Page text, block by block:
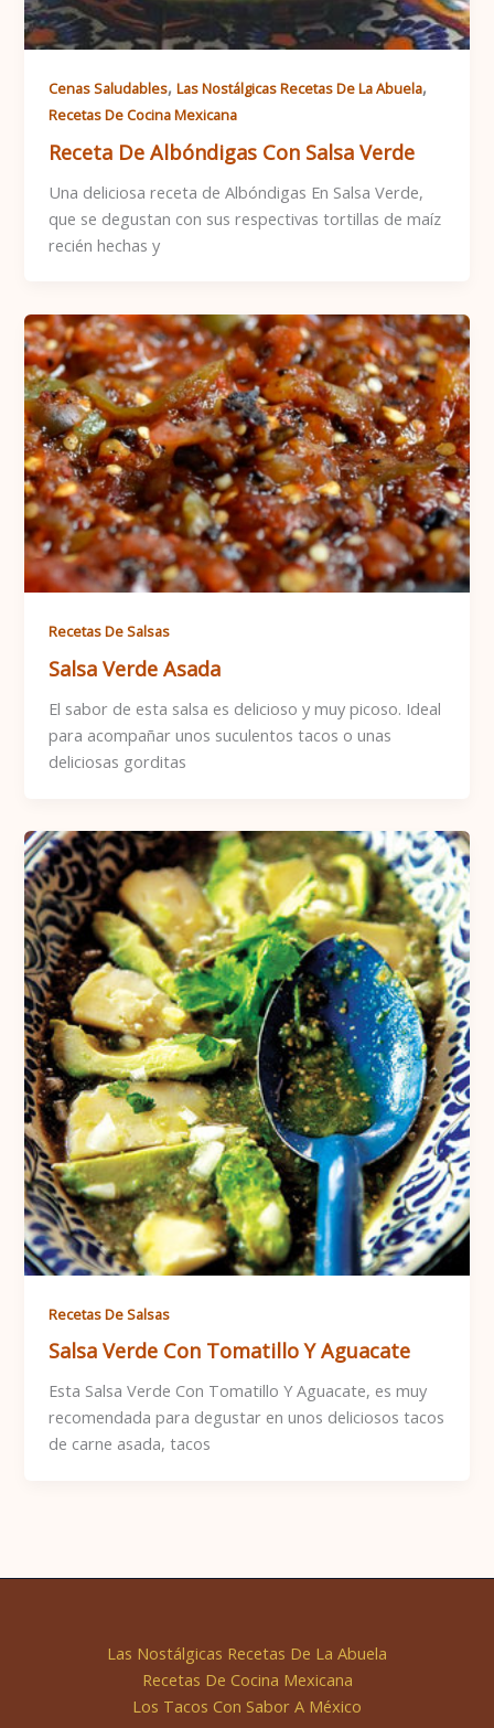
Cenas Saludables,Las Nostálgicas Recetas De La Abuela,
Recetas De Cocina Mexicana
Receta De Albóndigas Con Salsa Verde
Una deliciosa receta de Albóndigas En Salsa Verde,
que se degustan con sus respectivas tortillas de maíz
recién hechas y
Recetas De Salsas
Salsa Verde Asada
El sabor de esta salsa es delicioso y muy picoso. Ideal
para acompañar unos suculentos tacos o unas
deliciosas gorditas
Recetas De Salsas
Salsa Verde Con Tomatillo Y Aguacate
Esta Salsa Verde Con Tomatillo Y Aguacate, es muy
recomendada para degustar en unos deliciosos tacos
de carne asada, tacos
Las Nostálgicas Recetas De La Abuela
Recetas De Cocina Mexicana
Los Tacos Con Sabor A México